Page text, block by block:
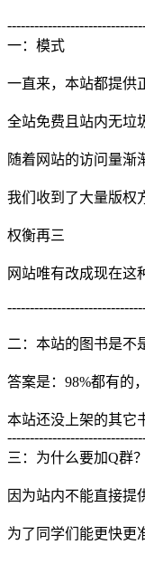
一：模式
一直来，本站都提供
全站免费且站内无垃
随着网站的访问量渐
我们收到了大量版权
权衡再三
网站唯有改成现在这
二：本站的图书是不
答案是：98%都有的
本站还没上架的其它
三：为什么要加Q群？
因为站内不能直接提
为了同学们能更快更